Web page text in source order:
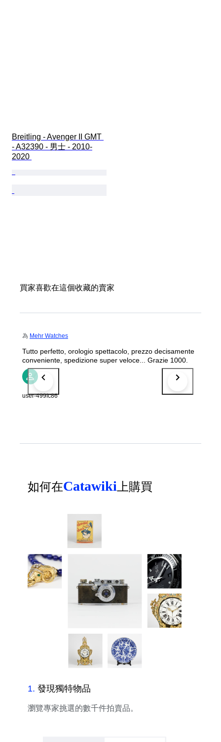
Breitling - Avenger II GMT
- A32390 - 男士 - 2010-
2020
買家喜歡在這個收藏的賣家
為 Mehr Watches
Tutto perfetto, orologio spettacolo, prezzo decisamente
conveniente, spedizione super veloce... Grazie 1000.
user-499fc86
如何在Catawiki 上購買
1. 發現獨特物品
瀏覽專家挑選的數千件拍賣品。